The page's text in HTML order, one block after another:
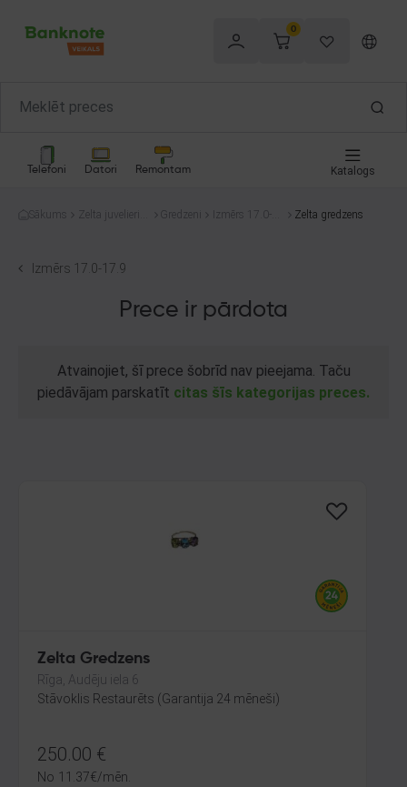
0
Telefoni Datori Remontam Katalogs
Sākums
Zelta juvelierizs
Gredzeni
Izmērs 17.0-1
Zelta gredzens
Izmērs 17.0-17.9
Prece ir pārdota
Atvainojiet, šī prece šobrīd nav pieejama. Taču
piedāvājam parskatīt citas šīs kategorijas preces.
Zelta Gredzens
Rīga, Audēju iela 6
Stāvoklis Restaurēts (Garantija 24 mēneši)
250.00 €
No 11.37€/mēn.